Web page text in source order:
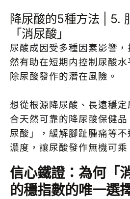
降尿酸的5種方法 | 5.
「消尿酸」
尿酸成因受多種因素影響
然有助在短期内控制尿酸
除尿酸發作的潛在風險。
想從根源降尿酸、長遠穩
合天然可靠的降尿酸保健
尿酸」，緩解腳趾腫痛等
濃度，讓尿酸發作無機可乘
信心鐵證：為何「
的穩指數的唯一選